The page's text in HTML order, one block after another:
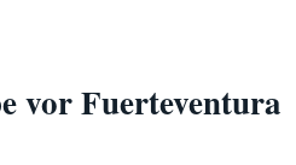
vor Fuerteventura